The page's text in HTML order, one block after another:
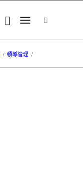
/ 領導管理 /